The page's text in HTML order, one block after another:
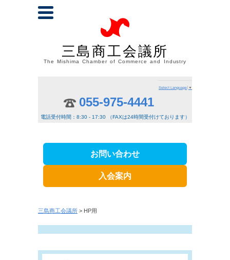
三島商工会議所
The Mishima Chamber of Commerce and Industry
Select Language ▼
055-975-4441
電話受付時間：8:30 - 17:30 （FAXは24時間受付けております）
お問い合わせ
入会案内
三島商工会議所 > HP用